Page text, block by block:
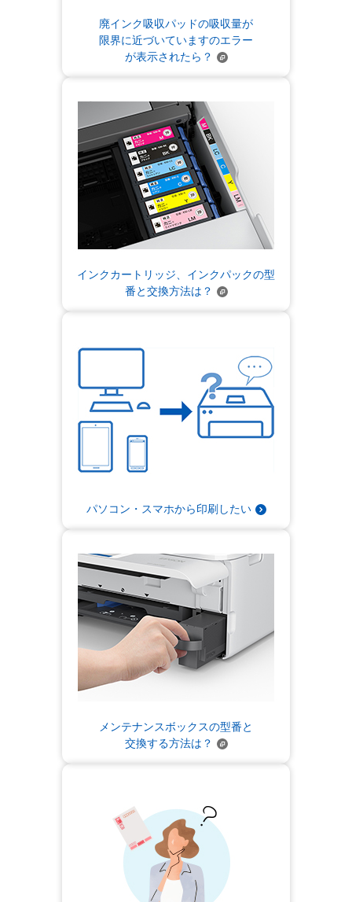
廃インク吸収パッドの吸収量が
限界に近づいていますのエラー
が表示されたら？
インクカートリッジ、インクパックの型
番と交換方法は？
パソコン・スマホから印刷したい
メンテナンスボックスの型番と
交換する方法は？